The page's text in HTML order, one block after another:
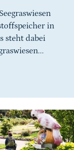
in
steht dabei